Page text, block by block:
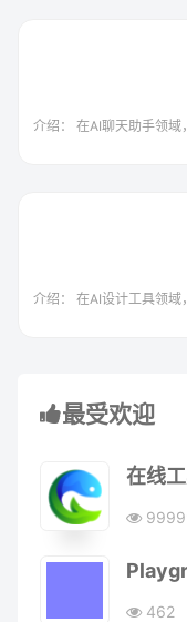
介绍： 在AI聊天助手领
介绍： 在AI设计工具领
最受欢迎
在线
462